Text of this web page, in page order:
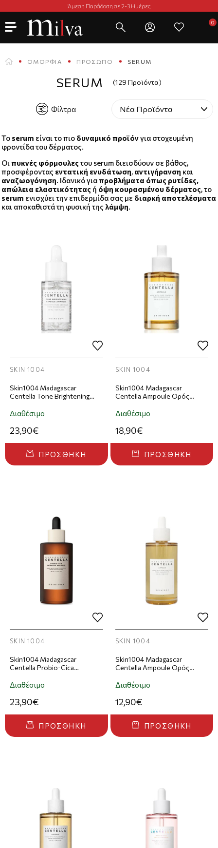
Άμεση Παράδοση σε 2-3 Ημέρες
ΟΜΟΡΦΙΆ ΠΡΌΣΩΠΟ SERUM
SERUM (129 Προϊόντα)
Φίλτρα
Το serum είναι το πιο δυναμικό προϊόνγια στοχευμένη
φροντίδα του δέρματος.
Οιπυκνές φόρμουλες του serum διεισδύουν σε βάθος,
προσφέροντας εντατική ενυδάτωση, αντιγήρανση και
αναζωογόνηση. Ιδανικό γιαπροβλήματα όπως ρυτίδες,
απώλεια ελαστικότητας ή όψη κουρασμένου δέρματος, το
serum ενισχύει την επιδερμίδα σας με διαρκή αποτελέσματα
και αποκαθιστά τη φυσική της λάμψη.
SKIN 1004
Skin1004 Madagascar
Centella Tone Brightening
Προσώπου 100ml
Διαθέσιμο
23,90€
ΠΡΟΣΘΉΚΗ
SKIN 1004
Skin1004 Madagascar
Centella Ampoule Ορός
Διαθέσιμο
18,90€
ΠΡΟΣΘΉΚΗ
SKIN 1004
Skin1004 Madagascar
Centella Probio-Cica
Προσώπου 50ml
Διαθέσιμο
23,90€
ΠΡΟΣΘΉΚΗ
SKIN 1004
Skin1004 Madagascar
Centella Ampoule Ορός
Διαθέσιμο
12,90€
ΠΡΟΣΘΉΚΗ